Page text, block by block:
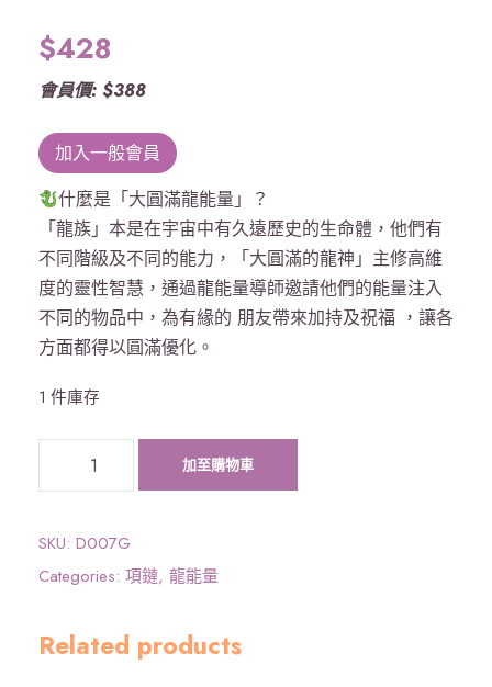
$428
會員價: $388
加入一般會員
什麼是「大圓滿龍能量」？
「龍族」本是在宇宙中有久遠歷史的生命體，他們有
不同階級及不同的能力，「大圓滿的龍神」主修高維
度的靈性智慧，通過龍能量導師邀請他們的能量注入
不同的物品中，為有緣的 朋友帶來加持及祝福 ，讓各
方面都得以圓滿優化。
1 件庫存
滿
龍
量
》
加至購物車
SKU: D007G
Categories: 項鏈, 龍能量
Related products